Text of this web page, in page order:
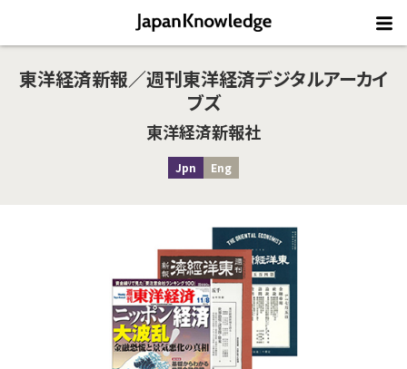
東洋経済新報／週刊東洋経済デジタルアーカイ
ブズ
東洋経済新報社
Jpn Eng